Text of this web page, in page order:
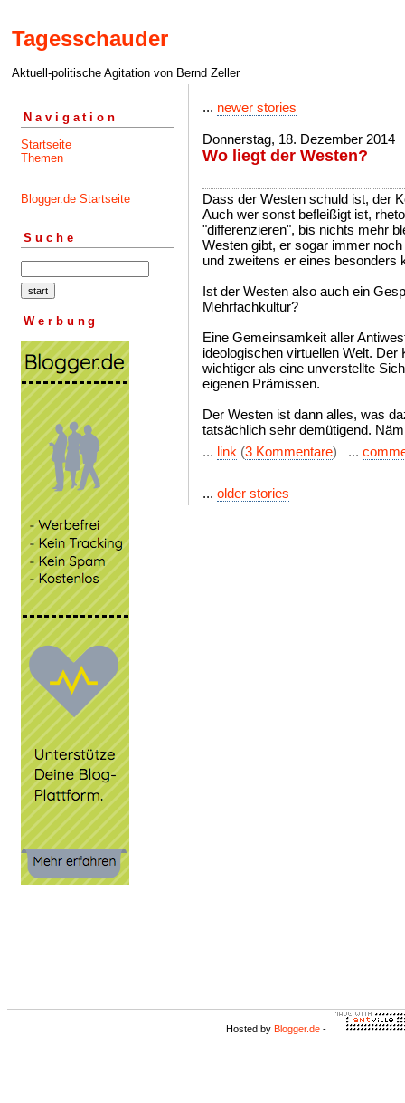
Tagesschauder
Aktuell-politische Agitation von Bernd Zeller
Navigation
Startseite
Themen
Blogger.de Startseite
Suche
Werbung
... newer stories
Donnerstag, 18. Dezember 2014
Wo liegt der Westen?
Dass der Westen schuld ist, der
Auch wer sonst befleißigt ist,
"differenzieren", bis nichts mehr
Westen gibt, er sogar immer
und zweitens er eines besonders
Ist der Westen also auch ein
Mehrfachkultur?
Eine Gemeinsamkeit aller
ideologischen virtuellen Welt.
wichtiger als eine unverstellte
eigenen Prämissen.
Der Westen ist dann alles, was
tatsächlich sehr demütigend.
... link (3 Kommentare) ...
... older stories
Hosted by Blogger.de -